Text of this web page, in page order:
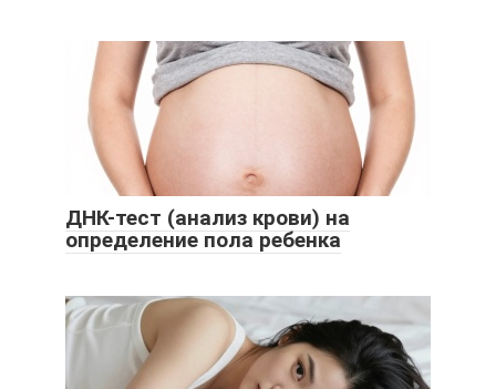
ДНК-тест (анализ крови) на
определение пола ребенка